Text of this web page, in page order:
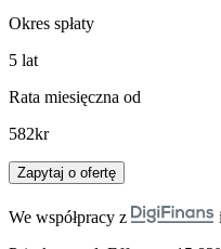
Okres spłaty
5 lat
Rata miesięczna od
582kr
Zapytaj o ofertę
We współpracy z
i